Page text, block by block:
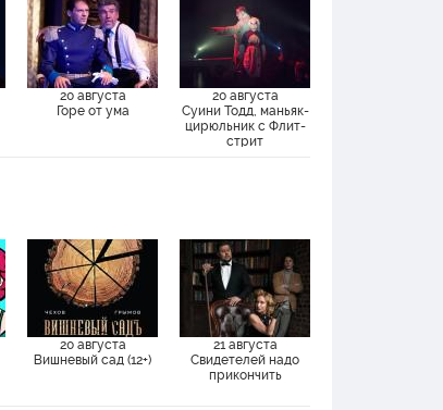
20 августа
Горе от ума
20 августа
Суини Тодд, маньяк-
цирюльник с Флит-
стрит
20 августа
Вишневый сад (12+)
21 августа
Свидетелей надо
прикончить